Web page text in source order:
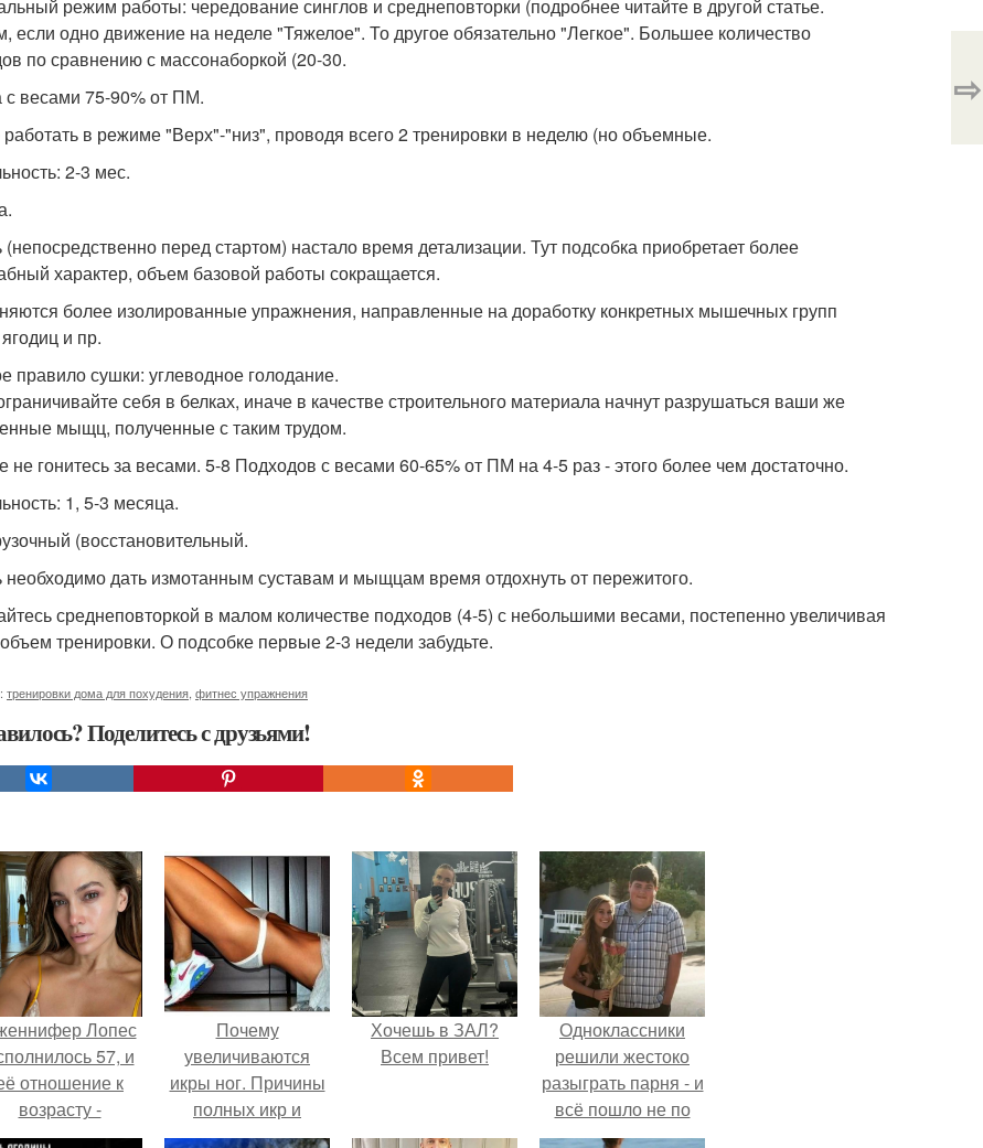
режим работы: чередование синглов и среднеповторки (подробнее читайте в другой статье.
если одно движение на неделе "Тяжелое". То другое обязательно "Легкое". Большее количество
по сравнению с массонаборкой (20-30.
с весами 75-90% от ПМ.
в режиме "Верх"-"низ", проводя всего 2 тренировки в неделю (но объемные.
2-3 мес.
(непосредственно перед стартом) настало время детализации. Тут подсобка приобретает более
характер, объем базовой работы сокращается.
более изолированные упражнения, направленные на доработку конкретных мышечных групп
и пр.
правило сушки: углеводное голодание.
себя в белках, иначе в качестве строительного материала начнут разрушаться ваши же
мыщц, полученные с таким трудом.
не гонитесь за весами. 5-8 Подходов с весами 60-65% от ПМ на 4-5 раз - этого более чем достаточно.
1, 5-3 месяца.
(восстановительный.
необходимо дать измотанным суставам и мыщцам время отдохнуть от пережитого.
среднеповторкой в малом количестве подходов (4-5) с небольшими весами, постепенно увеличивая
тренировки. О подсобке первые 2-3 недели забудьте.
тренировки дома для похудения фитнес упражнения
Поделитесь с друзьями!
⇨
Лопес
57, и
отношение к
возрасту -
настоящий
Почему
увеличиваются
икры ног. Причины
полных икр и
варианты, как
Хочешь в ЗАЛ?
Всем привет!
Одноклассники
решили жестоко
разыграть парня - и
всё пошло не по
плану.